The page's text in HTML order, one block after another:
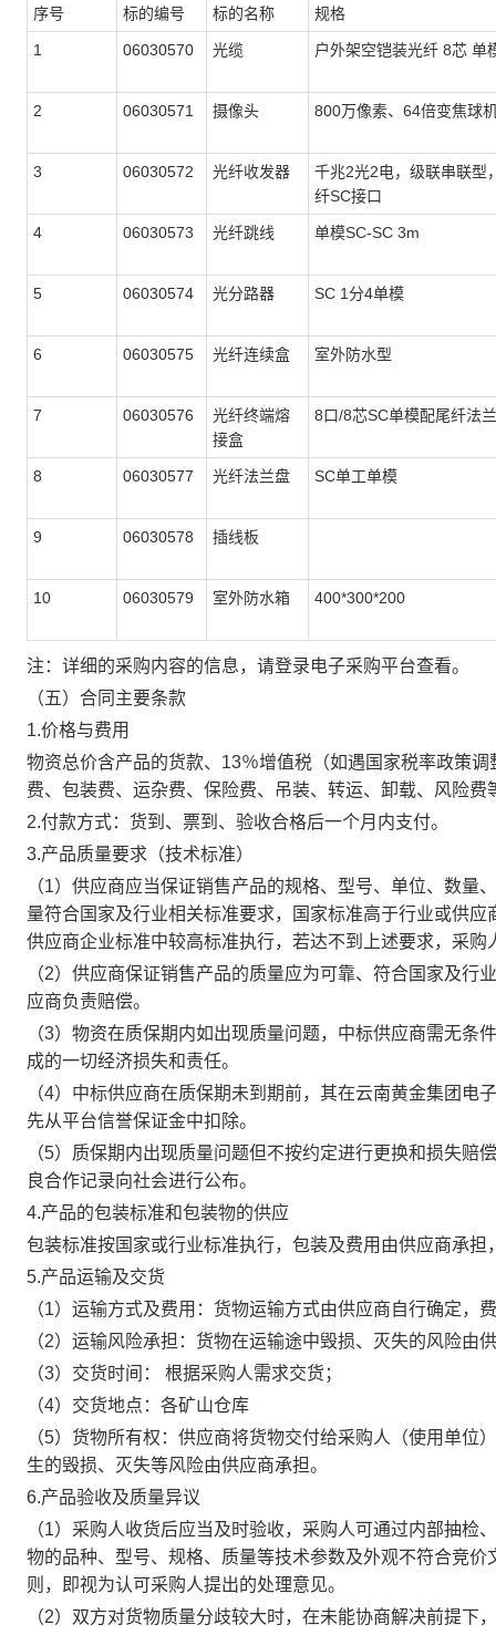
序号 标的编号 标的名称 规格
1 06030570 光缆 户外架空铠装光纤 8芯 单
2 06030571 摄像头 800万像素、64倍变焦球
3 06030572 光纤收发器
千兆2光2电，级联串联型
纤SC接口
4 06030573 光纤跳线 单模SC-SC 3m
5 06030574 光分路器 SC 1分4单模
6 06030575 光纤连续盒 室外防水型
7 06030576
光纤终端熔
接盒
8口/8芯SC单模配尾纤法兰
8 06030577 光纤法兰盘 SC单工单模
9 06030578 插线板
10 06030579 室外防水箱 400*300*200
注：详细的采购内容的信息，请登录电子采购平台查看。
（五）合同主要条款
1.价格与费用
物资总价含产品的货款、13％增值税（如遇国家税率政策
费、包装费、运杂费、保险费、吊装、转运、卸载、风险费
2.付款方式：货到、票到、验收合格后一个月内支付。
3.产品质量要求（技术标准）
（1）供应商应当保证销售产品的规格、型号、单位、数
量符合国家及行业相关标准要求，国家标准高于行业或供
供应商企业标准中较高标准执行，若达不到上述要求，采
（2）供应商保证销售产品的质量应为可靠、符合国家及
应商负责赔偿。
（3）物资在质保期内如出现质量问题，中标供应商需无
成的一切经济损失和责任。
（4）中标供应商在质保期未到期前，其在云南黄金集团
先从平台信誉保证金中扣除。
（5）质保期内出现质量问题但不按约定进行更换和损失
良合作记录向社会进行公布。
4.产品的包装标准和包装物的供应
包装标准按国家或行业标准执行，包装及费用由供应商承
5.产品运输及交货
（1）运输方式及费用：货物运输方式由供应商自行确定，
（2）运输风险承担：货物在运输途中毁损、灭失的风险由
（3）交货时间： 根据采购人需求交货；
（4）交货地点：各矿山仓库
（5）货物所有权：供应商将货物交付给采购人（使用单
生的毁损、灭失等风险由供应商承担。
6.产品验收及质量异议
（1）采购人收货后应当及时验收，采购人可通过内部抽
物的品种、型号、规格、质量等技术参数及外观不符合竞
则，即视为认可采购人提出的处理意见。
（2）双方对货物质量分歧较大时，在未能协商解决前提